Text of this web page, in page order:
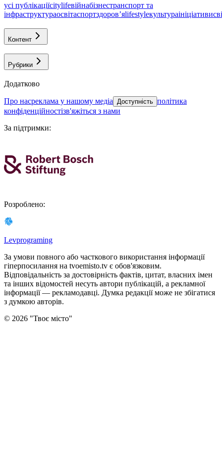
усі публікаціїcitylifeвійнабізнестранспорт та
інфраструктураосвітаспортздоровʼяlifestyleкультураініціативи
Контент
Рубрики
Додатково
про насреклама у нашому медіа Доступність політика
конфіденційностізв'яжіться з нами
За підтримки:
Розроблено:
Levprograming
За умови повного або часткового використання iнформацiї
гіперпосилання на tvoemisto.tv є обов'язковим.
Відповідальність за достовірність фактів, цитат, власних імен
та інших відомостей несуть автори публікацій, а рекламної
інформації — рекламодавці. Думка редакцiї може не збiгатися
з думкою авторiв.
© 2026 "Твоє місто"